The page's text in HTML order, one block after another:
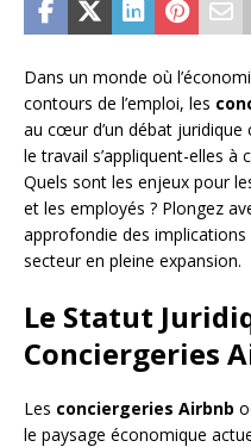
Dans un monde où
contours de l’emploi, les
au cœur d’un débat
le travail s’appliquent-elles
Quels sont les enjeux pour
et les employés ? Plongez
approfondie des
secteur en pleine expansion.
Le Statut
Conciergeries
Les conciergeries Airbnb
le paysage économique